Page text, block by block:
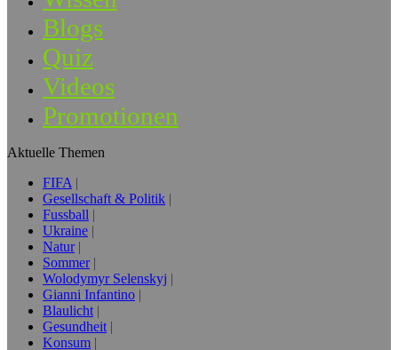
Blogs
Quiz
Videos
Promotionen
Aktuelle Themen
FIFA
Gesellschaft & Politik
Fussball
Ukraine
Natur
Sommer
Wolodymyr Selenskyj
Gianni Infantino
Blaulicht
Gesundheit
Konsum